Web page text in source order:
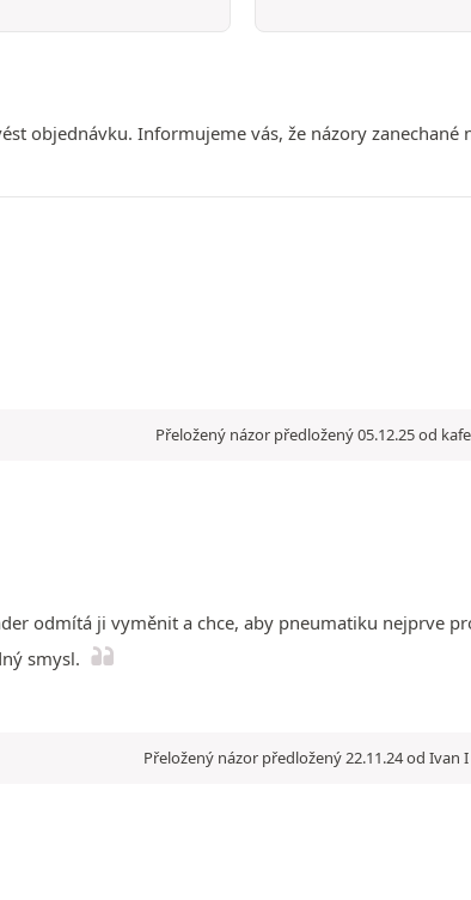
objednávku. Informujeme vás, že názory zanechané
Přeložený názor předložený 05.12.25 od
odmítá ji vyměnit a chce, aby pneumatiku nejprve
smysl.
Přeložený názor předložený 22.11.24 od Ivan